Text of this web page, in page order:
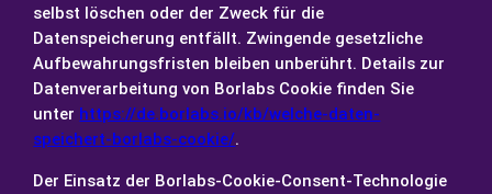
selbst löschen oder der Zweck für die
Datenspeicherung entfällt. Zwingende gesetzliche
Aufbewahrungsfristen bleiben unberührt. Details zur
Datenverarbeitung von Borlabs Cookie finden Sie
unter https://de.borlabs.io/kb/welche-daten-
speichert-borlabs-cookie/.
Der Einsatz der Borlabs-Cookie-Consent-Technologie